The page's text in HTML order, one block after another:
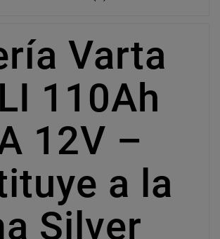
Varta
110Ah
12V –
a la
Silver